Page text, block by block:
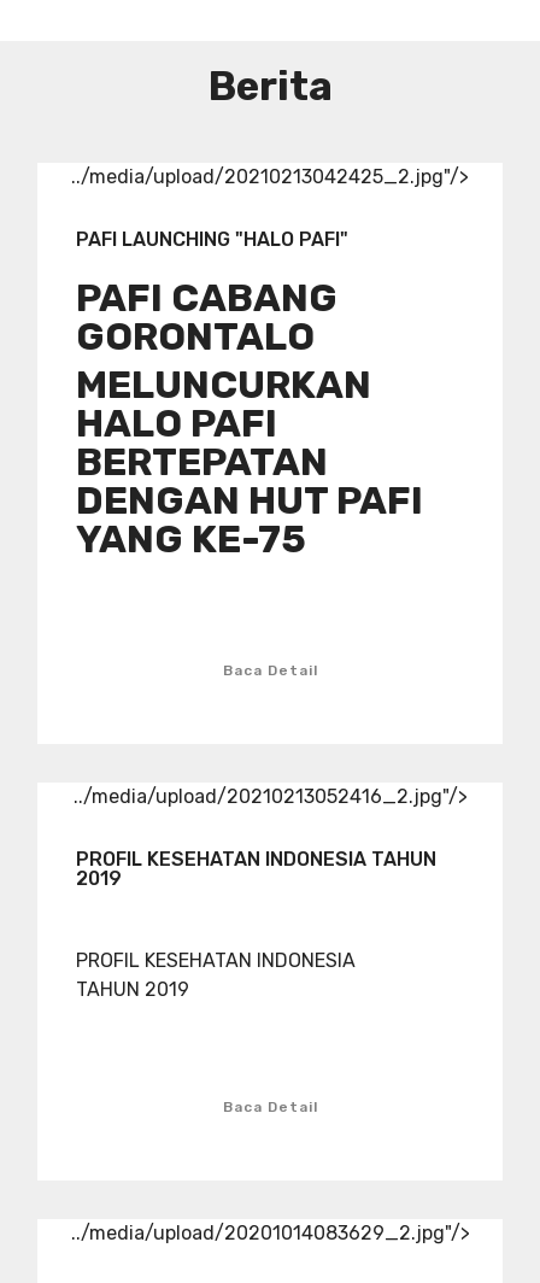
Berita
../media/upload/20210213042425_2.jpg"/>
PAFI LAUNCHING "HALO PAFI"
PAFI CABANG
GORONTALO
MELUNCURKAN
HALO PAFI
BERTEPATAN
DENGAN HUT PAFI
YANG KE-75
Baca Detail
../media/upload/20210213052416_2.jpg"/>
PROFIL KESEHATAN INDONESIA TAHUN
2019
PROFIL KESEHATAN INDONESIA
TAHUN 2019
Baca Detail
../media/upload/20201014083629_2.jpg"/>